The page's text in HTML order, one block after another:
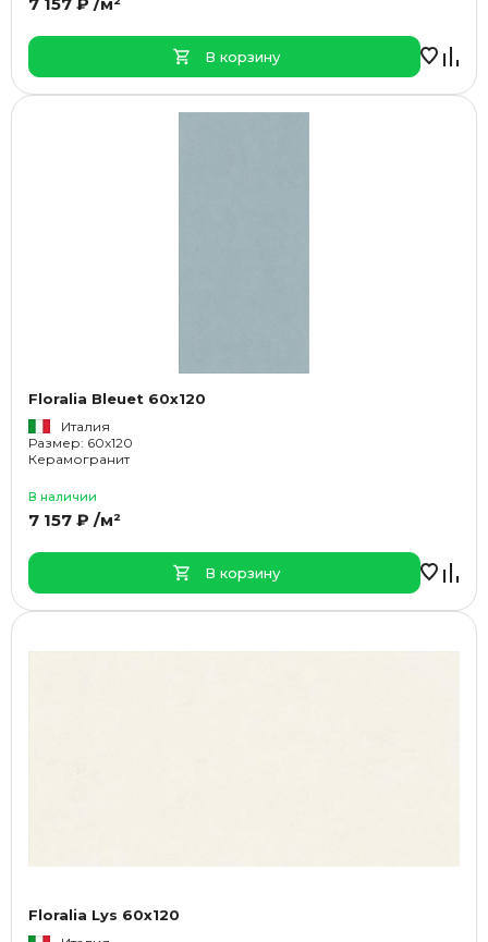
В корзину
Floralia Bleuet 60x120
Италия
Размер: 60x120
Керамогранит
В наличии
7 157 ₽ /м²
В корзину
Floralia Lys 60x120